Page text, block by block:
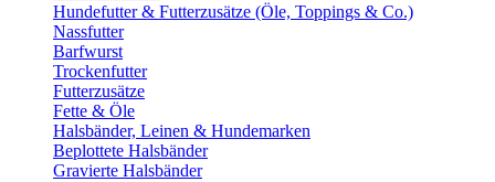
Hundefutter & Futterzusätze (Öle, Toppings & Co.)
Nassfutter
Barfwurst
Trockenfutter
Futterzusätze
Fette & Öle
Halsbänder, Leinen & Hundemarken
Beplottete Halsbänder
Gravierte Halsbänder